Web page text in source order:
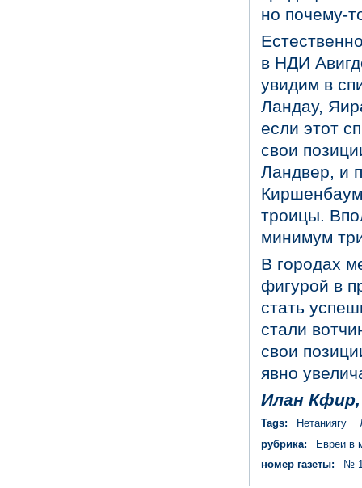
но почему-
в НДИ
увидим в
Ландау,
если этот
свои
Ландвер, и
троицы.
минимум
В городах
фигурой в
стать
стали
свои
явно
Илан Кфир
Tags: Нетаниягу
рубрика:
Евреи в
номер газеты:
№